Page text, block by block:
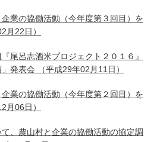
業の協働活動（今年度第３回目）を
月22日）
尾呂志酒米プロジェクト２０１６』
発表会 （平成29年02月11日）
業の協働活動（今年度第２回目）を
月06日）
、農山村と企業の協働活動の協定調